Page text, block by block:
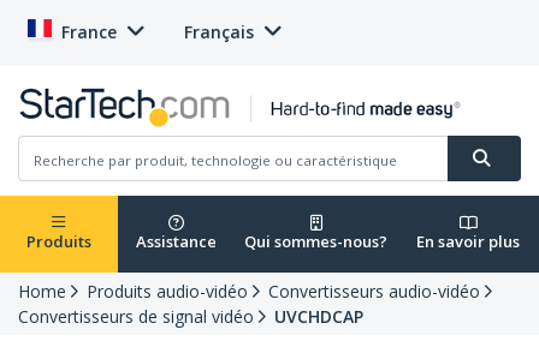
France Français
Produits Assistance Qui sommes-nous? En savoir plus
Home Produits audio-vidéo
Convertisseurs audio-vidéo
Convertisseurs de signal vidéo
UVCHDCAP